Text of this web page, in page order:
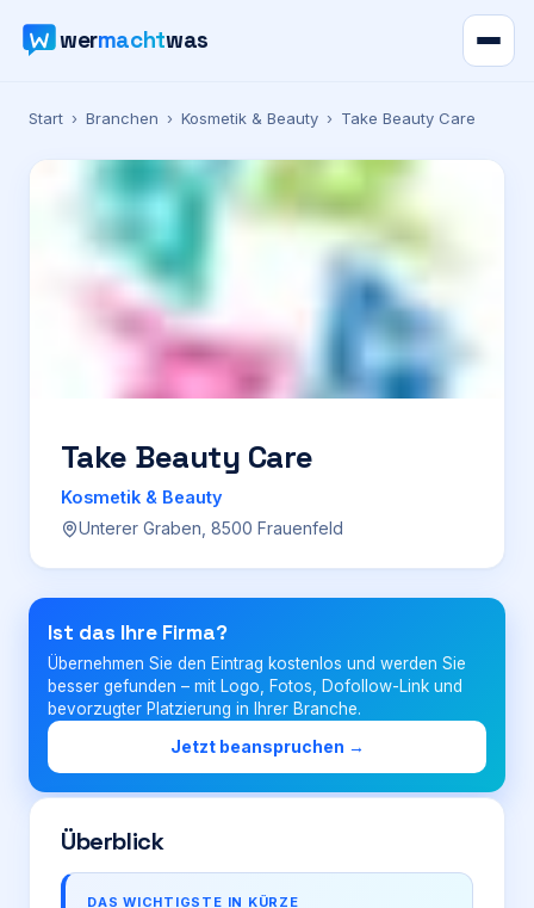
wermachtwas
Verzeichnis
Preise
Für Firmen
Login
Firma eintragen
Start › Branchen › Kosmetik & Beauty › Take Beauty Care
Take Beauty Care
Kosmetik & Beauty
Unterer Graben, 8500 Frauenfeld
Ist das Ihre Firma?
Übernehmen Sie den Eintrag kostenlos und werden Sie
besser gefunden – mit Logo, Fotos, Dofollow-Link und
bevorzugter Platzierung in Ihrer Branche.
Jetzt beanspruchen →
Überblick
DAS WICHTIGSTE IN KÜRZE